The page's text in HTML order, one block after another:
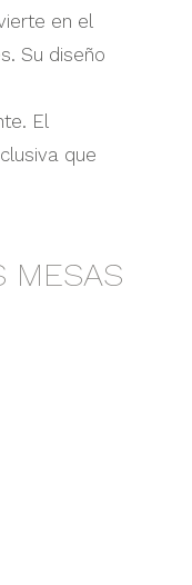
en el
Su diseño
El
que
MESAS